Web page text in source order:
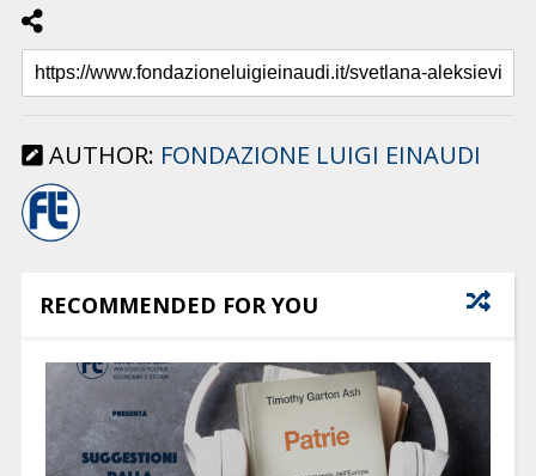
AUTHOR: FONDAZIONE LUIGI EINAUDI
RECOMMENDED FOR YOU